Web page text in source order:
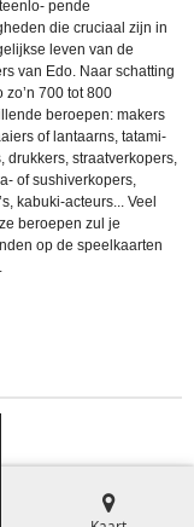
pende
die cruciaal zijn in
leven van de
van Edo. Naar schatting
zo’n 700 tot 800
beroepen: makers
of lantaarns, tatami-
drukkers, straatverkopers,
of sushiverkopers,
kabuki-acteurs... Veel
beroepen zul je
op de speelkaarten